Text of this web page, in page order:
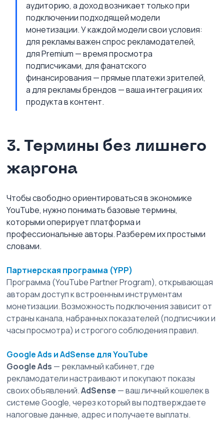
аудиторию, а доход возникает только при
подключении подходящей модели
монетизации. У каждой модели свои условия:
для рекламы важен спрос рекламодателей,
для Premium — время просмотра
подписчиками, для фанатского
финансирования — прямые платежи зрителей,
а для рекламы брендов — ваша интеграция их
продукта в контент.
3. Термины без лишнего
жаргона
Чтобы свободно ориентироваться в экономике
YouTube, нужно понимать базовые термины,
которыми оперирует платформа и
профессиональные авторы. Разберем их простыми
словами.
Партнерская программа (YPP)
Программа (YouTube Partner Program), открывающая
авторам доступ к встроенным инструментам
монетизации. Возможность подключения зависит от
страны канала, набранных показателей (подписчики и
часы просмотра) и строгого соблюдения правил.
Google Ads и AdSense для YouTube
Google Ads — рекламный кабинет, где
рекламодатели настраивают и покупают показы
своих объявлений. AdSense — ваш личный кошелек в
системе Google, через который вы подтверждаете
налоговые данные, адрес и получаете выплаты.